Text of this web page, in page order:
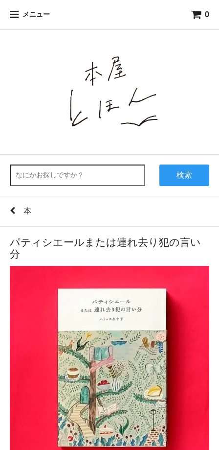
メニュー 0
検索
本
パティシエールまたは連れ去り犯の言い
分